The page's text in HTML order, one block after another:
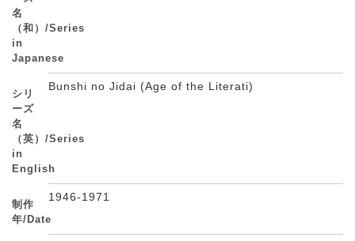
名
（和）/Series
in
Japanese
シリ
ーズ
名
（英）/Series
in
English
Bunshi no Jidai (Age of the Literati)
制作
年/Date
1946-1971